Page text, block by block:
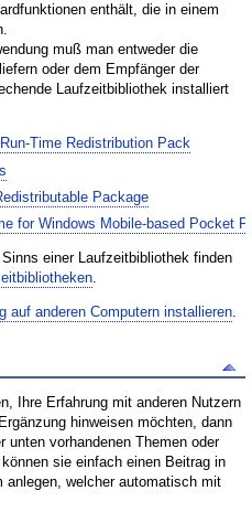
enthält, die in einem
muß man entweder die
oder dem Empfänger der
Laufzeitbibliothek installiert
Time Redistribution Pack
Package
for Windows Mobile-based Pocket
einer Laufzeitbibliothek finden
.
auf anderen Computern installieren.
Ihre Erfahrung mit anderen Nutzern
hinweisen möchten, dann
vorhandenen Themen oder
sie einfach einen Beitrag in
anlegen, welcher automatisch mit